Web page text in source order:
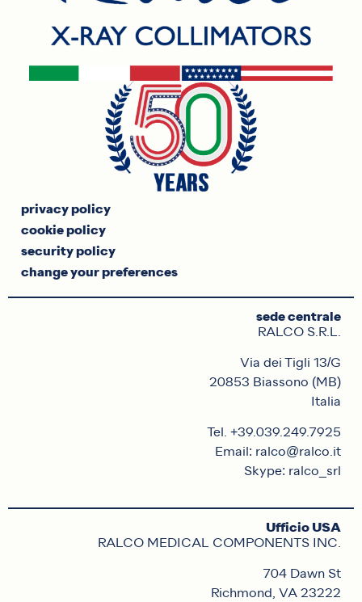
privacy policy
cookie policy
security policy
change your preferences
sede centrale
RALCO S.R.L.
Via dei Tigli 13/G
20853 Biassono (MB)
Italia
Tel. +39.039.249.7925
Email: ralco@ralco.it
Skype: ralco_srl
Ufficio USA
RALCO MEDICAL COMPONENTS INC.
704 Dawn St
Richmond, VA 23222